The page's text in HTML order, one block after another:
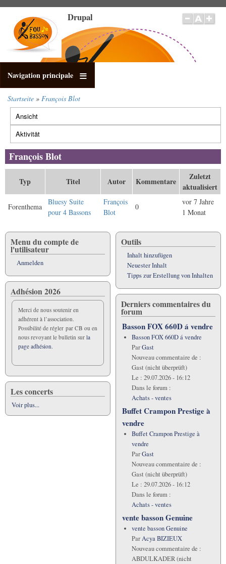
Inhalt
Drupal
Navigation principale
Pfadnavigation
Startseite François Blot
Primäre
Reiter
Ansicht
Aktivität
Reiter)
François Blot
Typ Titel Autor Kommentare
Zuletzt
aktualisiert
Forenthema
Bluesy Suite
pour 4 Bassons
François
Blot
0
vor 7 Jahre
1 Monat
Menu du compte de
l'utilisateur
Anmelden
Adhésion 2026
Merci de nous soutenir en
adhérent à l’association.
Possibilité de régler par CB ou en
nous revoyant le bulletin sur la
page adhésion.
Les concerts
Voir plus...
Outils
Inhalt hinzufügen
Neuester Inhalt
Tipps zur Erstellung von Inhalten
Derniers commentaires du
forum
Basson FOX 660D á vendre
Basson FOX 660D á vendre
ParGast
Nouveau commentaire de :
Gast (nicht überprüft)
Le : 29.07.2026 - 16:12
Dans le forum :
Achats - ventes
Buffet Crampon Prestige à
vendre
Buffet Crampon Prestige à
vendre
ParGast
Nouveau commentaire de :
Gast (nicht überprüft)
Le : 29.07.2026 - 16:12
Dans le forum :
Achats - ventes
vente basson Genuine
vente basson Genuine
ParAcya BIZIEUX
Nouveau commentaire de :
ABDULKADER (nicht